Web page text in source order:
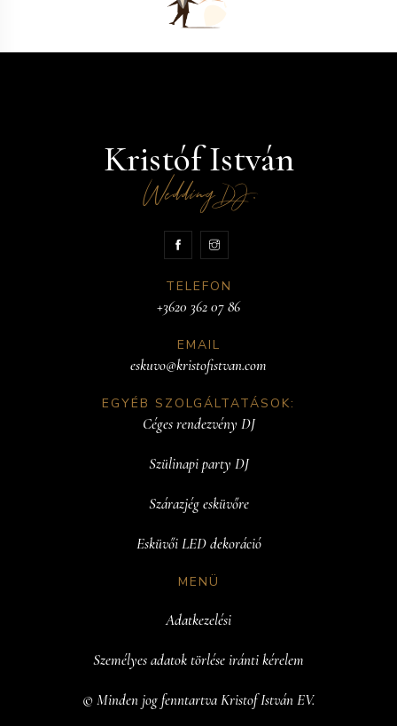
Kristóf István
WeddingDJ.
TELEFON
+3620 362 07 86
EMAIL
eskuvo@kristofistvan.com
EGYÉB SZOLGÁLTATÁSOK:
Céges rendezvény DJ
Szülinapi party DJ
Szárazjég esküvőre
Esküvői LED dekoráció
MENÜ
Adatkezelési
Személyes adatok törlése iránti kérelem
© Minden jog fenntartva Kristof István EV.